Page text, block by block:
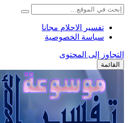
تفسير الاحلام مجانا
سياسة الخصوصية
التجاوز إلى المحتوى
القائمة